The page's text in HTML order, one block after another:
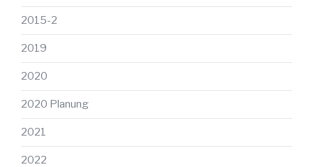
2015-2
2019
2020
2020 Planung
2021
2022